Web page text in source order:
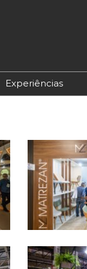
Experiências